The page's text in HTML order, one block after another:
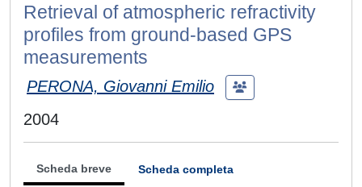
Retrieval of atmospheric refractivity
profiles from ground-based GPS
measurements
PERONA, Giovanni Emilio
2004
Scheda breve Scheda completa